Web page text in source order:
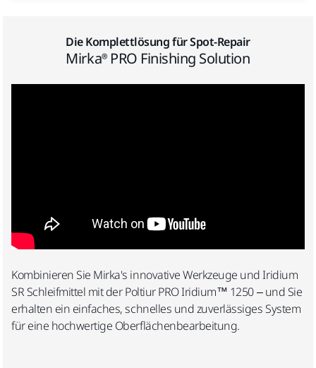
Die Komplettlösung für Spot-Repair
Mirka® PRO Finishing Solution
Kombinieren Sie Mirka's innovative Werkzeuge und Iridium
SR Schleifmittel mit der Poltiur PRO Iridium™ 1250 – und Sie
erhalten ein einfaches, schnelles und zuverlässiges System
für eine hochwertige Oberflächenbearbeitung.